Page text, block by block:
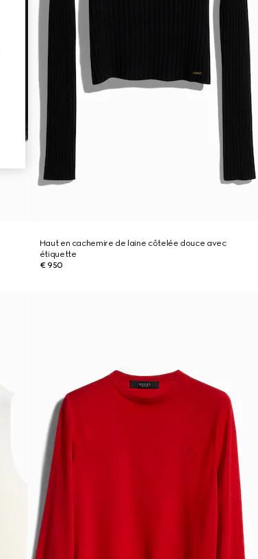
Haut en cachemire de laine côtelée douce avec
étiquette
€ 950